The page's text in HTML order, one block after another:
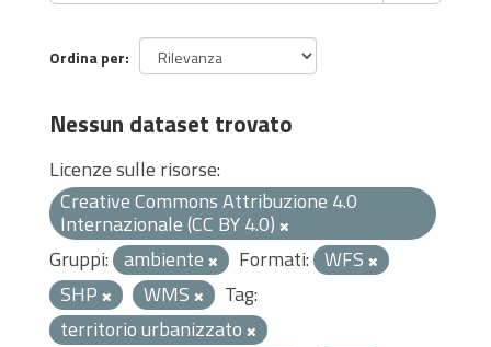
Ordina per
Nessun dataset trovato
Licenze sulle risorse:
Creative Commons Attribuzione 4.0
Internazionale (CC BY 4.0)
Gruppi: ambiente Formati: WFS
SHP
WMS
Tag:
territorio urbanizzato